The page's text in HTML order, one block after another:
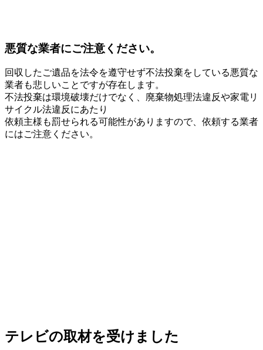
悪質な業者にご注意ください。
回収したご遺品を法令を遵守せず不法投棄をしている悪質な
業者も悲しいことですが存在します。
不法投棄は環境破壊だけでなく、廃棄物処理法違反や家電リ
サイクル法違反にあたり
依頼主様も罰せられる可能性がありますので、依頼する業者
にはご注意ください。
テレビの取材を受けました